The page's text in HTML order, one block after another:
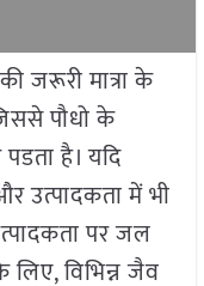
जरूरी मात्रा के
पौधो के
है। यदि
उत्पादकता में भी
पर जल
लिए, विभिन्न जैव